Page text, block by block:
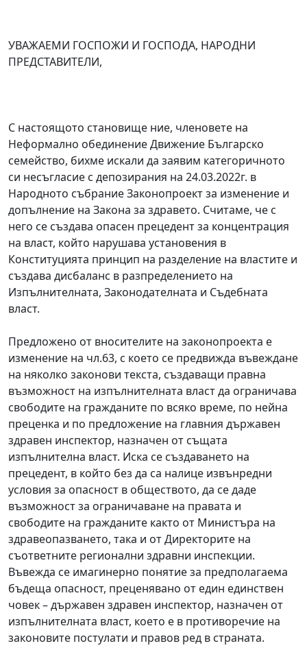
УВАЖАЕМИ ГОСПОЖИ И ГОСПОДА, НАРОДНИ
ПРЕДСТАВИТЕЛИ,
С настоящото становище ние, членовете на
Неформално обединение Движение Българско
семейство, бихме искали да заявим категоричното
си несъгласие с депозирания на 24.03.2022г. в
Народното събрание Законопроект за изменение и
допълнение на Закона за здравето. Считаме, че с
него се създава опасен прецедент за концентрация
на власт, който нарушава установения в
Конституцията принцип на разделение на властите и
създава дисбаланс в разпределението на
Изпълнителната, Законодателната и Съдебната
власт.
Предложено от вносителите на законопроекта е
изменение на чл.63, с което се предвижда въвеждане
на няколко законови текста, създаващи правна
възможност на изпълнителната власт да ограничава
свободите на гражданите по всяко време, по нейна
преценка и по предложение на главния държавен
здравен инспектор, назначен от същата
изпълнителна власт. Иска се създаването на
прецедент, в който без да са налице извънредни
условия за опасност в обществото, да се даде
възможност за ограничаване на правата и
свободите на гражданите както от Министъра на
здравеопазването, така и от Директорите на
съответните регионални здравни инспекции.
Въвежда се имагинерно понятие за предполагаема
бъдеща опасност, преценявано от един единствен
човек – държавен здравен инспектор, назначен от
изпълнителната власт, което е в противоречие на
законовите постулати и правов ред в страната.